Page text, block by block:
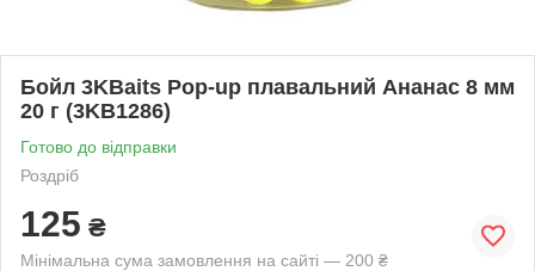
Бойл 3KBaits Pop-up плавальний Ананас 8 мм
20 г (3KB1286)
Готово до відправки
Роздріб
125 ₴
Мінімальна сума замовлення на сайті — 200 ₴